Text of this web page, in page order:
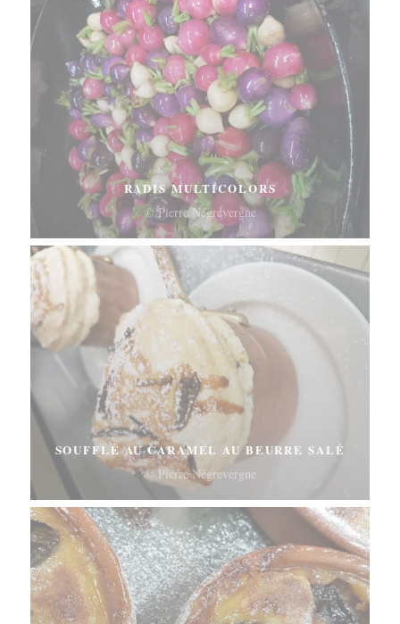
RADIS MULTICOLORS
© Pierre Négrevergne
SOUFFLÉ AU CARAMEL AU BEURRE SALÉ
© Pierre Négrevergne